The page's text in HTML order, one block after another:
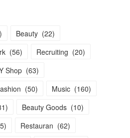
) Beauty (22)
(56) Recruiting (20)
Shop (63)
(50) Music (160)
) Beauty Goods (10)
) Restauran (62)